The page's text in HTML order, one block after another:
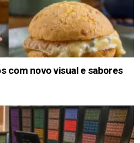
com novo visual e sabores